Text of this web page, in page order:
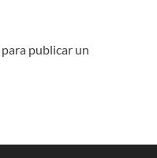
para publicar un